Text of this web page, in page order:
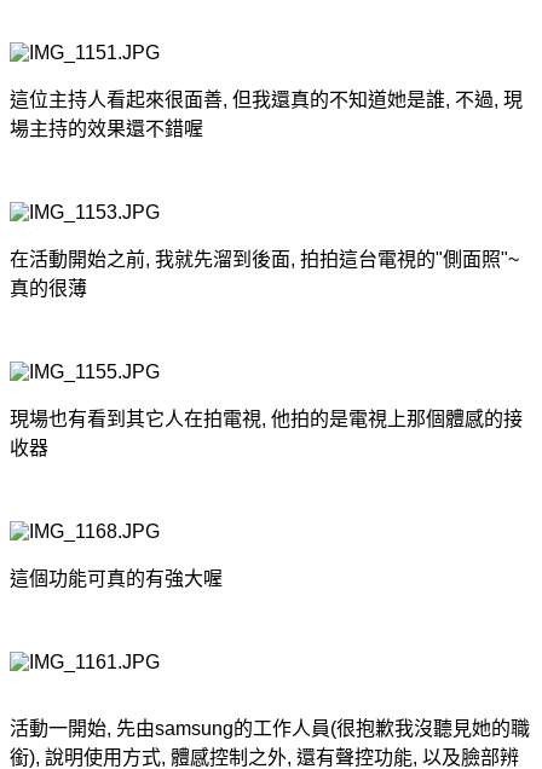
這位主持人看起來很面善, 但我還真的不知道她是誰, 不過, 現
場主持的效果還不錯喔
在活動開始之前, 我就先溜到後面, 拍拍這台電視的"側面照"~
真的很薄
現場也有看到其它人在拍電視, 他拍的是電視上那個體感的接
收器
這個功能可真的有強大喔
活動一開始, 先由samsung的工作人員(很抱歉我沒聽見她的職
銜), 說明使用方式, 體感控制之外, 還有聲控功能, 以及臉部辨